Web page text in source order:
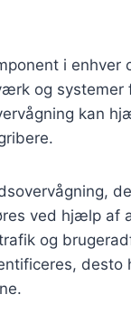
i
og systemer
kan
ved hjælp af
og